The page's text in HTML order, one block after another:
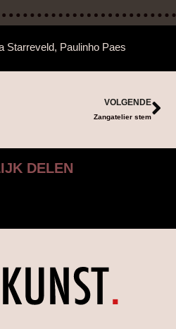
Starreveld, Paulinho Paes
VOLGENDE
Zangatelier stem
DELEN